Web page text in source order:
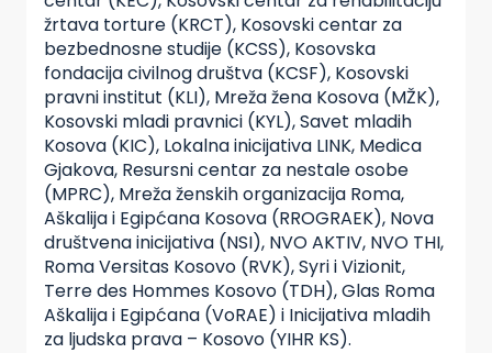
žrtava torture (KRCT), Kosovski centar za
bezbednosne studije (KCSS), Kosovska
fondacija civilnog društva (KCSF), Kosovski
pravni institut (KLI), Mreža žena Kosova (MŽK),
Kosovski mladi pravnici (KYL), Savet mladih
Kosova (KIC), Lokalna inicijativa LINK, Medica
Gjakova, Resursni centar za nestale osobe
(MPRC), Mreža ženskih organizacija Roma,
Aškalija i Egipćana Kosova (RROGRAEK), Nova
društvena inicijativa (NSI), NVO AKTIV, NVO THI,
Roma Versitas Kosovo (RVK), Syri i Vizionit,
Terre des Hommes Kosovo (TDH), Glas Roma
Aškalija i Egipćana (VoRAE) i Inicijativa mladih
za ljudska prava – Kosovo (YIHR KS).